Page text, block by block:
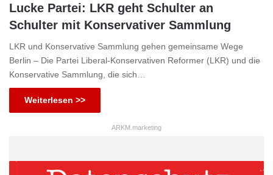
Lucke Partei: LKR geht Schulter an
Schulter mit Konservativer Sammlung
LKR und Konservative Sammlung gehen gemeinsame Wege
Berlin – Die Partei Liberal-Konservativen Reformer (LKR) und die
Konservative Sammlung, die sich…
Weiterlesen >>
ARKM.marketing